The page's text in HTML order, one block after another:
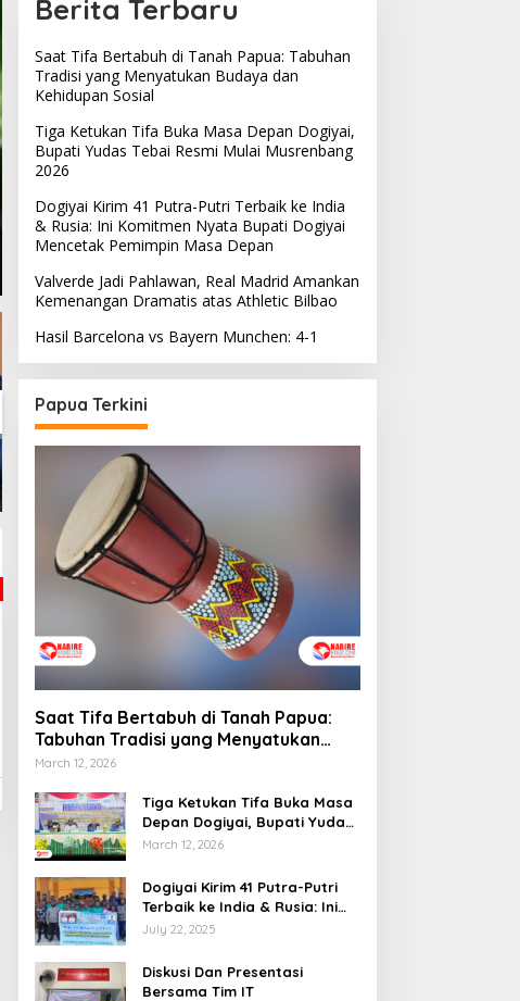
Pemprov Papua Tengah
Gelar Rapat Koordinasi
Guna Optimalkan
Pengelolaan Distribusi
Daerah
Berita Terbaru
Saat Tifa Bertabuh di Tanah Papua: Tabuhan
Tradisi yang Menyatukan Budaya dan
Kehidupan Sosial
Tiga Ketukan Tifa Buka Masa Depan Dogiyai,
Bupati Yudas Tebai Resmi Mulai Musrenbang
2026
Dogiyai Kirim 41 Putra-Putri Terbaik ke India
& Rusia: Ini Komitmen Nyata Bupati Dogiyai
Mencetak Pemimpin Masa Depan
Valverde Jadi Pahlawan, Real Madrid Amankan
Kemenangan Dramatis atas Athletic Bilbao
Hasil Barcelona vs Bayern Munchen: 4-1
Papua Terkini
Saat Tifa Bertabuh di Tanah Papua:
Tabuhan Tradisi yang Menyatukan
Budaya dan Kehidupan Sosial
March 12, 2026
Tiga Ketukan Tifa Buka Masa
Depan Dogiyai, Bupati Yudas
Tebai Resmi Mulai
March 12, 2026
Dogiyai Kirim 41 Putra-Putri
Terbaik ke India & Rusia: Ini
Komitmen Nyata Bupati
Masa Depan
July 22, 2025
Diskusi Dan Presentasi
Bersama Tim IT